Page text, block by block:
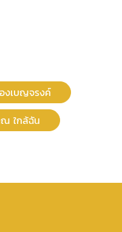
งเบญจรงค์
ณ ใกล้ฉัน